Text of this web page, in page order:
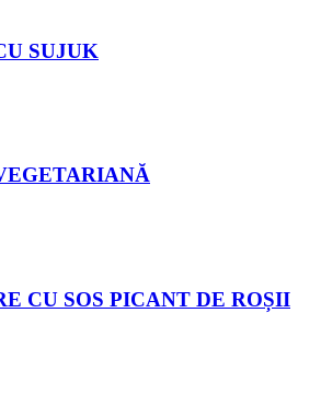
SUJUK
CU SOS PICANT DE ROȘII